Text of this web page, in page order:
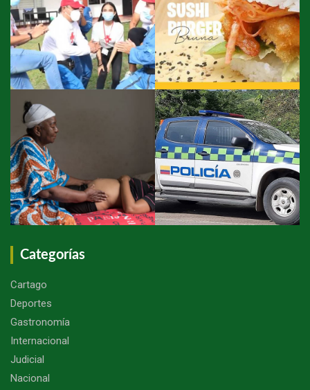
Categorías
Cartago
Deportes
Gastronomía
Internacional
Judicial
Nacional